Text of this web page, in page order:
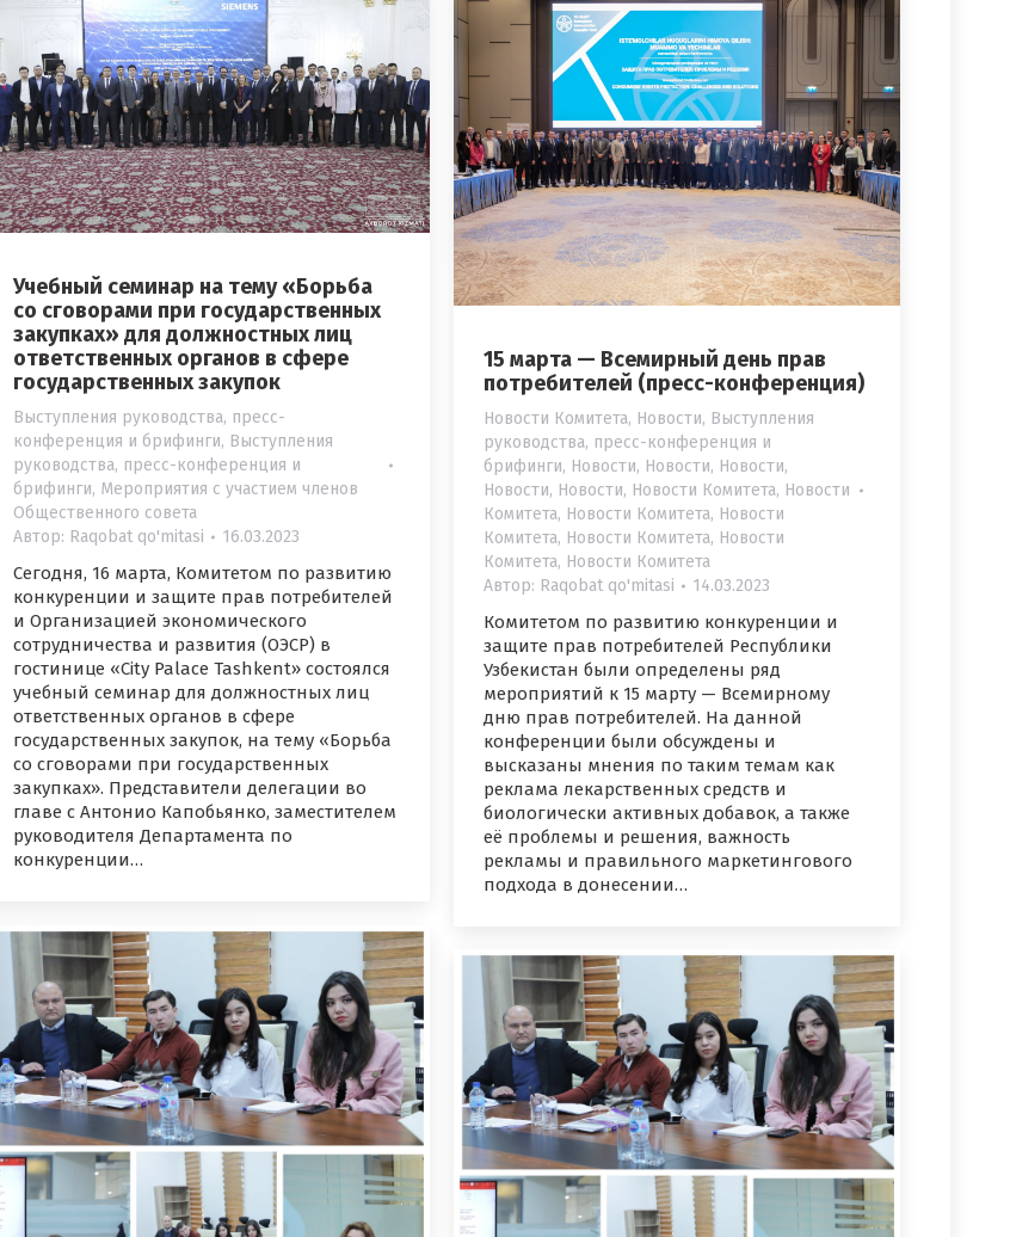
Учебный семинар на тему «Борьба
со сговорами при государственных
закупках» для должностных лиц
ответственных органов в сфере
государственных закупок
Выступления руководства, пресс-
конференция и брифинги, Выступления
руководства, пресс-конференция и
брифинги, Мероприятия с участием членов
Общественного совета
Автор: Raqobat qo'mitasi 16.03.2023
Сегодня, 16 марта, Комитетом по развитию
конкуренции и защите прав потребителей
и Организацией экономического
сотрудничества и развития (ОЭСР) в
гостинице «City Palace Tashkent» состоялся
учебный семинар для должностных лиц
ответственных органов в сфере
государственных закупок, на тему «Борьба
со сговорами при государственных
закупках». Представители делегации во
главе с Антонио Капобьянко, заместителем
руководителя Департамента по
конкуренции…
15 марта — Всемирный день прав
потребителей (пресс-конференция)
Новости Комитета, Новости, Выступления
руководства, пресс-конференция и
брифинги, Новости, Новости, Новости,
Новости, Новости, Новости Комитета, Новости
Комитета, Новости Комитета, Новости
Комитета, Новости Комитета, Новости
Комитета, Новости Комитета
Автор: Raqobat qo'mitasi 14.03.2023
Комитетом по развитию конкуренции и
защите прав потребителей Республики
Узбекистан были определены ряд
мероприятий к 15 марту — Всемирному
дню прав потребителей. На данной
конференции были обсуждены и
высказаны мнения по таким темам как
реклама лекарственных средств и
биологически активных добавок, а также
её проблемы и решения, важность
рекламы и правильного маркетингового
подхода в донесении…